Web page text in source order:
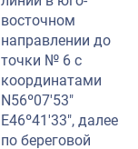
восточном
направлении до
точки № 6 с
координатами
N56º07′53″
E46º41′33″, далее
по береговой